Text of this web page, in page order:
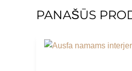
PANAŠŪS